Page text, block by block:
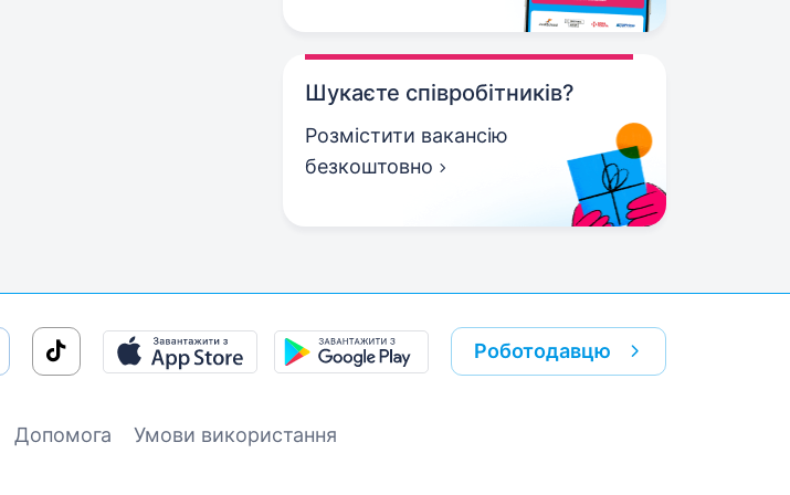
Шукаєте співробітників?
Розмістити вакансію
безкоштовно
Роботодавцю
Допомога
Умови використання